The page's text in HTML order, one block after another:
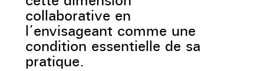
collaborative en
l’envisageant comme une
condition essentielle de sa
pratique.